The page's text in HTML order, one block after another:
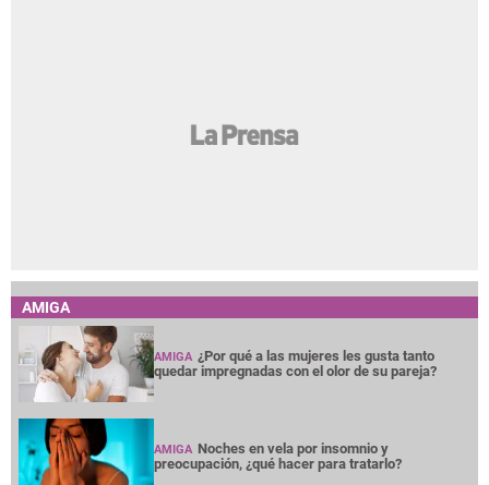
AMIGA
AMIGA ¿Por qué a las mujeres les gusta tanto
quedar impregnadas con el olor de su pareja?
AMIGA Noches en vela por insomnio y
preocupación, ¿qué hacer para tratarlo?